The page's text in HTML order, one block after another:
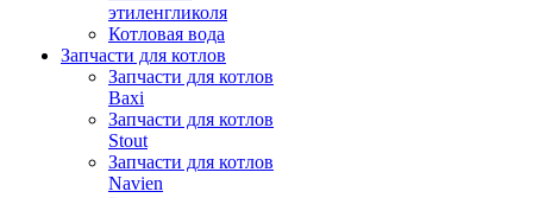
этиленгликоля
Котловая вода
Запчасти для котлов
Запчасти для котлов
Baxi
Запчасти для котлов
Stout
Запчасти для котлов
Navien